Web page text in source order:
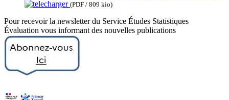
(PDF / 809 kio)
Pour recevoir la newsletter du Service Études Statistiques
Évaluation vous informant des nouvelles publications